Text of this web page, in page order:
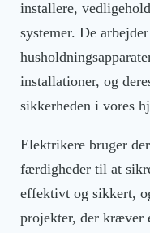
installere,
systemer. De
installationer, og
sikkerheden i vores
Elektrikere bruger
færdigheder til at
effektivt og sikkert,
projekter, der kræver